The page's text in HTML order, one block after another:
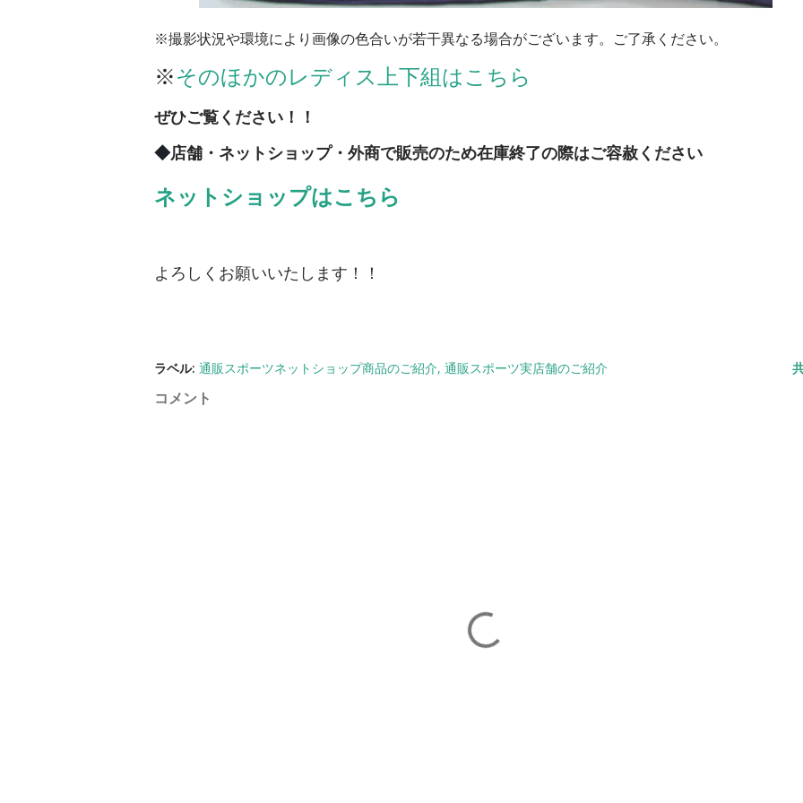
※撮影状況や環境により画像の色合いが若干異なる場合がございます。ご了承ください。
※そのほかのレディス上下組はこちら
ぜひご覧ください！！
◆店舗・ネットショップ・外商で販売のため在庫終了の際はご容赦ください
ネットショップはこちら
よろしくお願いいたします！！
ラベル: 通販スポーツネットショップ商品のご紹介 通販スポーツ実店舗のご紹介
コメント